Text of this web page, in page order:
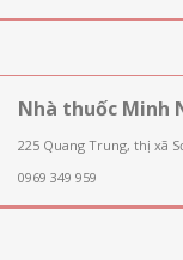
Nhà thuốc Minh
225 Quang Trung, thị xã
0969 349 959